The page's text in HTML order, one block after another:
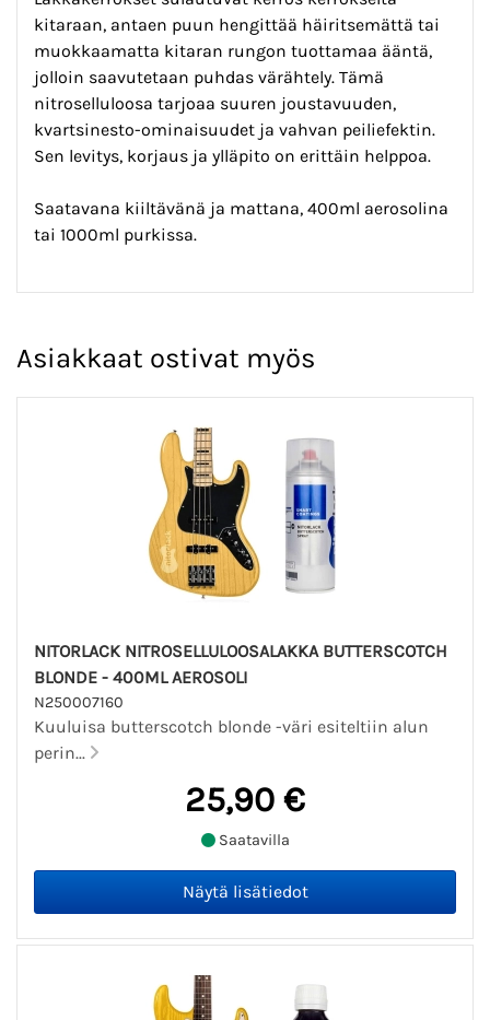
kitaraan, antaen puun hengittää häiritsemättä tai
muokkaamatta kitaran rungon tuottamaa ääntä,
jolloin saavutetaan puhdas värähtely. Tämä
nitroselluloosa tarjoaa suuren joustavuuden,
kvartsinesto-ominaisuudet ja vahvan peiliefektin.
Sen levitys, korjaus ja ylläpito on erittäin helppoa.
Saatavana kiiltävänä ja mattana, 400ml aerosolina
tai 1000ml purkissa.
Asiakkaat ostivat myös
NITORLACK NITROSELLULOOSALAKKA BUTTERSCOTCH
BLONDE - 400ML AEROSOLI
N250007160
Kuuluisa butterscotch blonde -väri esiteltiin alun
perin...
25,90 €
Saatavilla